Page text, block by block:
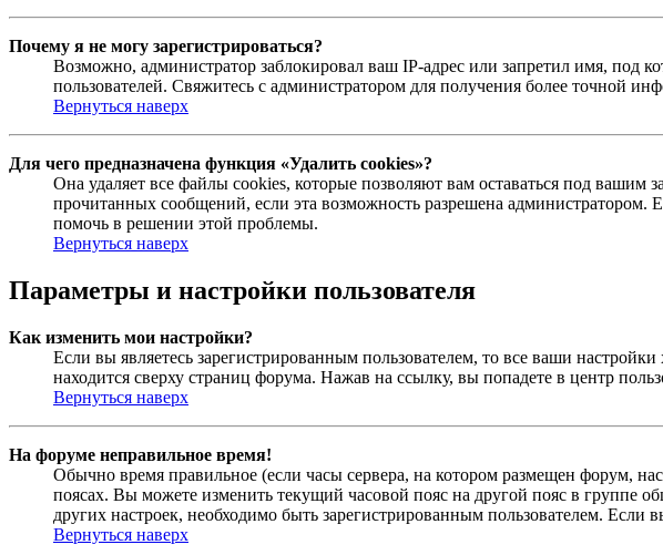
Почему я не могу зарегистрироваться?
Возможно, администратор заблокировал ваш IP-адрес или запретил имя, под
пользователей. Свяжитесь с администратором для получения более точной
Вернуться наверх
Для чего предназначена функция «Удалить cookies»?
Она удаляет все файлы cookies, которые позволяют вам оставаться под
прочитанных сообщений, если эта возможность разрешена
помочь в решении этой проблемы.
Вернуться наверх
Параметры и настройки пользователя
Как изменить мои настройки?
Если вы являетесь зарегистрированным пользователем, то все ваши
находится сверху страниц форума. Нажав на ссылку, вы попадете в центр
Вернуться наверх
На форуме неправильное время!
Обычно время правильное (если часы сервера, на котором размещен форум,
поясах. Вы можете изменить текущий часовой пояс на другой пояс в группе
других настроек, необходимо быть зарегистрированным пользователем. Если
Вернуться наверх